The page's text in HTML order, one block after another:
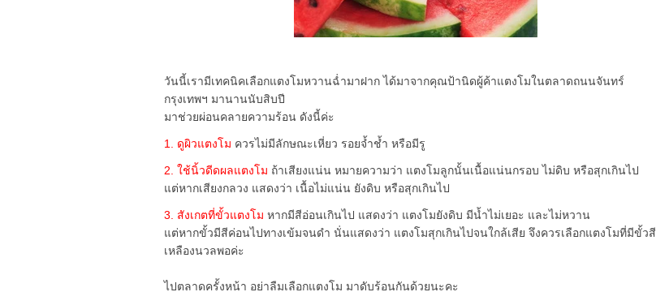
วันนี้เรามีเทคนิคเลือกแตงโมหวานฉ่ำมาฝาก ได้มาจากคุณป้านิดผู้ค้าแตงโมในตลาดถนนจันทร์
กรุงเทพฯ มานานนับสิบปี
มาช่วยผ่อนคลายความร้อน ดังนี้ค่ะ
1. ดูผิวแตงโม ควรไม่มีลักษณะเหี่ยว รอยจ้ำช้ำ หรือมีรู
2. ใช้นิ้วดีดผลแตงโม ถ้าเสียงแน่น หมายความว่า แตงโมลูกนั้นเนื้อแน่นกรอบ ไม่ดิบ หรือสุกเกินไป
แต่หากเสียงกลวง แสดงว่า เนื้อไม่แน่น ยังดิบ หรือสุกเกินไป
3. สังเกตที่ขั้วแตงโม หากมีสีอ่อนเกินไป แสดงว่า แตงโมยังดิบ มีน้ำไม่เยอะ และไม่หวาน
แต่หากขั้วมีสีค่อนไปทางเข้มจนดำ นั่นแสดงว่า แตงโมสุกเกินไปจนใกล้เสีย จึงควรเลือกแตงโมที่มีขั้วสี
เหลืองนวลพอค่ะ
ไปตลาดครั้งหน้า อย่าลืมเลือกแตงโม มาดับร้อนกันด้วยนะคะ